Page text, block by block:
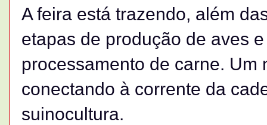
A feira está trazendo, além
etapas de produção de aves
processamento de carne. Um
conectando à corrente da
suinocultura.